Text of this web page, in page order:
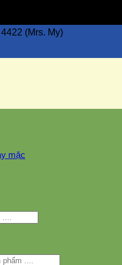
(Mrs. My)
mặc